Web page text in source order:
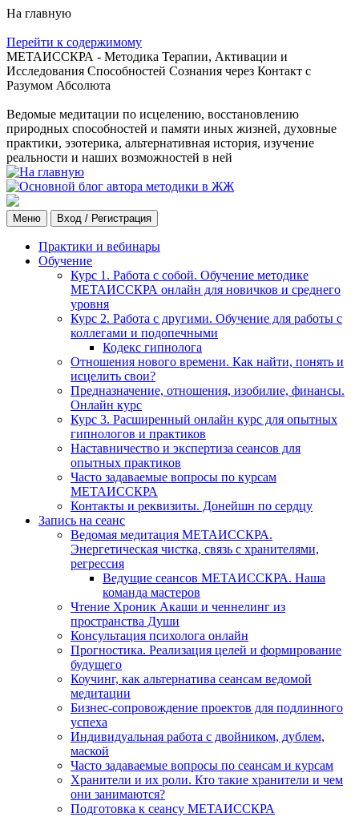
На главную
Перейти к содержимому
МЕТАИССКРА - Методика Терапии, Активации и
Исследования Способностей Сознания через Контакт с
Разумом Абсолюта
Ведомые медитации по исцелению, восстановлению
природных способностей и памяти иных жизней, духовные
практики, эзотерика, альтернативная история, изучение
реальности и наших возможностей в ней
Меню Вход / Регистрация
Практики и вебинары
Обучение
Курс 1. Работа с собой. Обучение методике
МЕТАИССКРА онлайн для новичков и среднего
уровня
Курс 2. Работа с другими. Обучение для работы с
коллегами и подопечными
Кодекс гипнолога
Отношения нового времени. Как найти, понять и
исцелить свои?
Предназначение, отношения, изобилие, финансы.
Онлайн курс
Курс 3. Расширенный онлайн курс для опытных
гипнологов и практиков
Наставничество и экспертиза сеансов для
опытных практиков
Часто задаваемые вопросы по курсам
МЕТАИССКРА
Контакты и реквизиты. Донейшн по сердцу
Запись на сеанс
Ведомая медитация МЕТАИССКРА.
Энергетическая чистка, связь с хранителями,
регрессия
Ведущие сеансов МЕТАИССКРА. Наша
команда мастеров
Чтение Хроник Акаши и ченнелинг из
пространства Души
Консультация психолога онлайн
Прогностика. Реализация целей и формирование
будущего
Коучинг, как альтернатива сеансам ведомой
медитации
Бизнес-сопровождение проектов для подлинного
успеха
Индивидуальная работа с двойником, дублем,
маской
Часто задаваемые вопросы по сеансам и курсам
Хранители и их роли. Кто такие хранители и чем
они занимаются?
Подготовка к сеансу МЕТАИССКРА